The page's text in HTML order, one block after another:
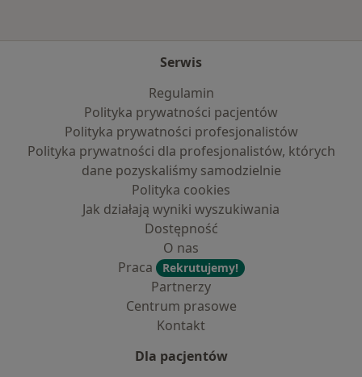
Serwis
Regulamin
Polityka prywatności pacjentów
Polityka prywatności profesjonalistów
Polityka prywatności dla profesjonalistów, których
dane pozyskaliśmy samodzielnie
Polityka cookies
Jak działają wyniki wyszukiwania
Dostępność
O nas
Praca
Rekrutujemy!
Partnerzy
Centrum prasowe
Kontakt
Dla pacjentów